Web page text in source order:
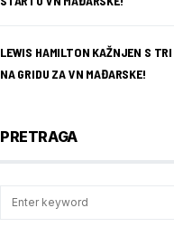
LEWIS HAMILTON KAŽNJEN S
NA GRIDU ZA VN MAĐARSKE!
PRETRAGA